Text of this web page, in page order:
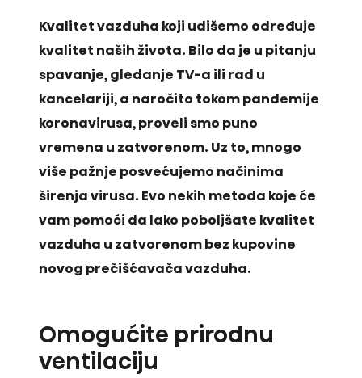
Kvalitet vazduha koji udišemo određuje
kvalitet naših života. Bilo da je u pitanju
spavanje, gledanje TV-a ili rad u
kancelariji, a naročito tokom pandemije
koronavirusa, proveli smo puno
vremena u zatvorenom. Uz to, mnogo
više pažnje posvećujemo načinima
širenja virusa. Evo nekih metoda koje će
vam pomoći da lako poboljšate kvalitet
vazduha u zatvorenom bez kupovine
novog prečišćavača vazduha.
Omogućite prirodnu
ventilaciju